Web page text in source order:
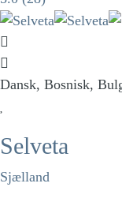
Dansk, Bosnisk,
Selveta
Sjælland